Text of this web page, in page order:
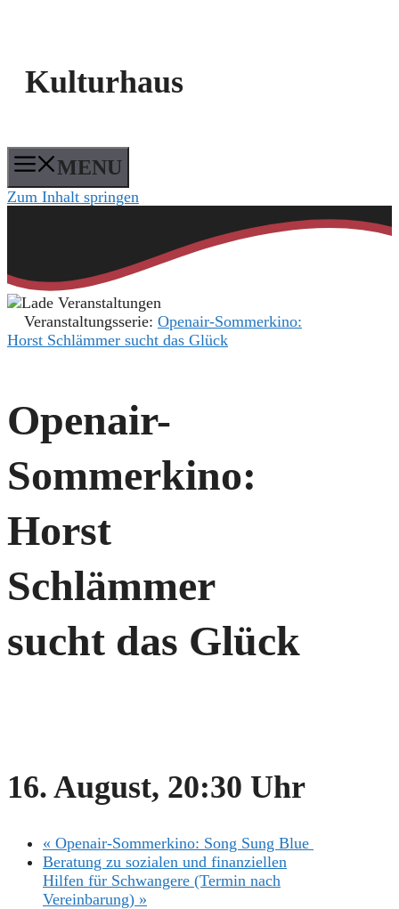
Kulturhaus
MENU
Zum Inhalt springen
Veranstaltungsserie: Openair-Sommerkino:
Horst Schlämmer sucht das Glück
Openair-
Sommerkino:
Horst
Schlämmer
sucht das Glück
16. August, 20:30 Uhr
« Openair-Sommerkino: Song Sung Blue
Beratung zu sozialen und finanziellen
Hilfen für Schwangere (Termin nach
Vereinbarung) »